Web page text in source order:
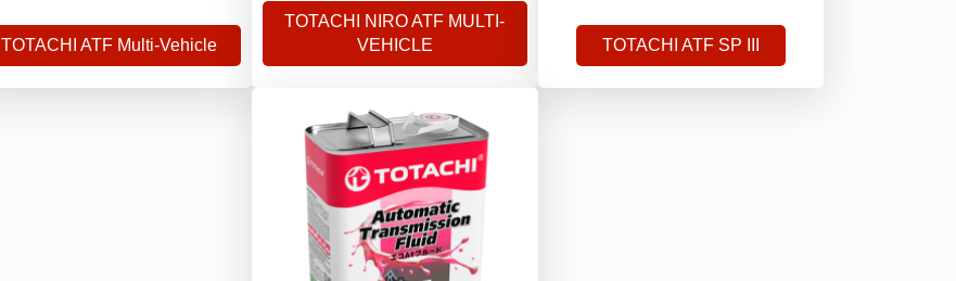
TOTACHI ATF Multi-Vehicle
TOTACHI NIRO ATF MULTI-
VEHICLE
TOTACHI ATF SP III